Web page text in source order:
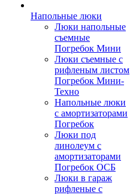
Напольные люки
Люки напольные
съемные
Погребок Мини
Люки съемные с
рифленым листом
Погребок Мини-
Техно
Напольные люки
с амортизаторами
Погребок
Люки под
линолеум с
амортизаторами
Погребок ОСБ
Люки в гараж
рифленые с